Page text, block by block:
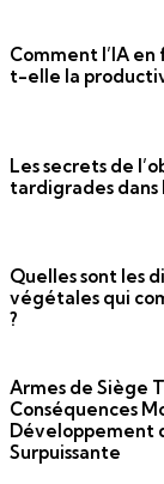
Comment l’IA
t-elle la
Les secrets de
tardigrades dans
Quelles sont les
végétales qui
?
Armes de Siège
Conséquences
Développement
Surpuissante